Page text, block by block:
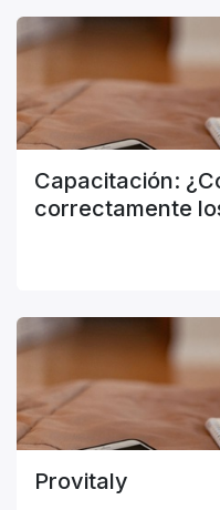
Capacitación:
correctamente
Provitaly